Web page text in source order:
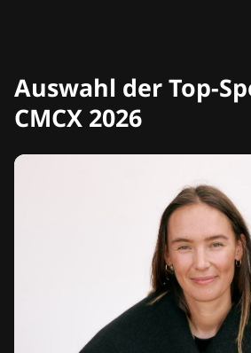
Auswahl der Top-
CMCX 2026